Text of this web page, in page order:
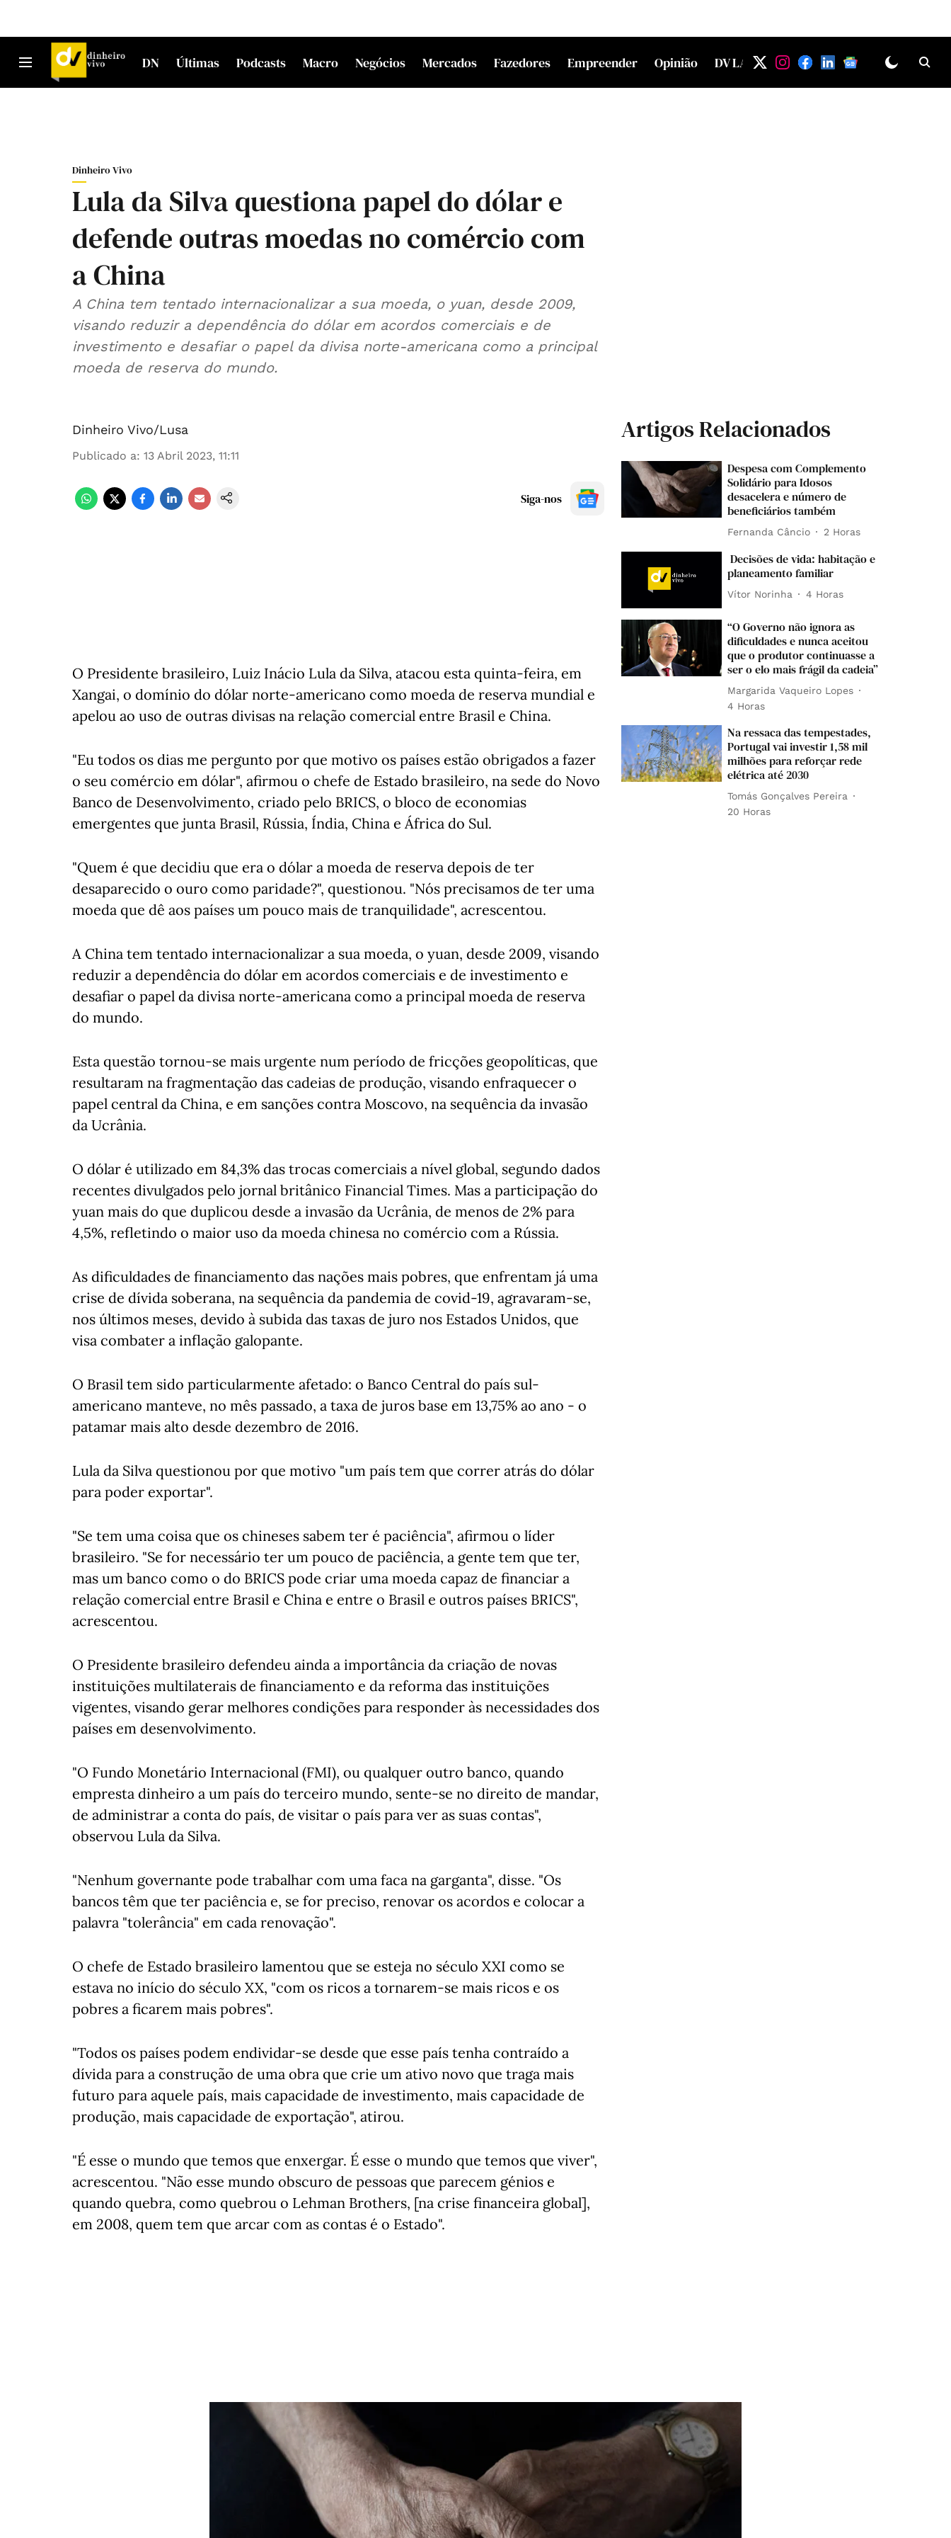
DN Últimas Podcasts Macro Negócios Mercados Fazedores Empreender Opinião DV LAB
Dinheiro Vivo
Lula da Silva questiona papel do dólar e
defende outras moedas no comércio com
a China
A China tem tentado internacionalizar a sua moeda, o yuan, desde 2009,
visando reduzir a dependência do dólar em acordos comerciais e de
investimento e desafiar o papel da divisa norte-americana como a principal
moeda de reserva do mundo.
Dinheiro Vivo/Lusa
Publicado a: 13 Abril 2023, 11:11
Siga-nos
O Presidente brasileiro, Luiz Inácio Lula da Silva, atacou esta quinta-feira, em
Xangai, o domínio do dólar norte-americano como moeda de reserva mundial e
apelou ao uso de outras divisas na relação comercial entre Brasil e China.
"Eu todos os dias me pergunto por que motivo os países estão obrigados a fazer
o seu comércio em dólar", afirmou o chefe de Estado brasileiro, na sede do Novo
Banco de Desenvolvimento, criado pelo BRICS, o bloco de economias
emergentes que junta Brasil, Rússia, Índia, China e África do Sul.
"Quem é que decidiu que era o dólar a moeda de reserva depois de ter
desaparecido o ouro como paridade?", questionou. "Nós precisamos de ter uma
moeda que dê aos países um pouco mais de tranquilidade", acrescentou.
A China tem tentado internacionalizar a sua moeda, o yuan, desde 2009, visando
reduzir a dependência do dólar em acordos comerciais e de investimento e
desafiar o papel da divisa norte-americana como a principal moeda de reserva
do mundo.
Esta questão tornou-se mais urgente num período de fricções geopolíticas, que
resultaram na fragmentação das cadeias de produção, visando enfraquecer o
papel central da China, e em sanções contra Moscovo, na sequência da invasão
da Ucrânia.
O dólar é utilizado em 84,3% das trocas comerciais a nível global, segundo dados
recentes divulgados pelo jornal britânico Financial Times. Mas a participação do
yuan mais do que duplicou desde a invasão da Ucrânia, de menos de 2% para
4,5%, refletindo o maior uso da moeda chinesa no comércio com a Rússia.
As dificuldades de financiamento das nações mais pobres, que enfrentam já uma
crise de dívida soberana, na sequência da pandemia de covid-19, agravaram-se,
nos últimos meses, devido à subida das taxas de juro nos Estados Unidos, que
visa combater a inflação galopante.
O Brasil tem sido particularmente afetado: o Banco Central do país sul-
americano manteve, no mês passado, a taxa de juros base em 13,75% ao ano - o
patamar mais alto desde dezembro de 2016.
Lula da Silva questionou por que motivo "um país tem que correr atrás do dólar
para poder exportar".
"Se tem uma coisa que os chineses sabem ter é paciência", afirmou o líder
brasileiro. "Se for necessário ter um pouco de paciência, a gente tem que ter,
mas um banco como o do BRICS pode criar uma moeda capaz de financiar a
relação comercial entre Brasil e China e entre o Brasil e outros países BRICS",
acrescentou.
O Presidente brasileiro defendeu ainda a importância da criação de novas
instituições multilaterais de financiamento e da reforma das instituições
vigentes, visando gerar melhores condições para responder às necessidades dos
países em desenvolvimento.
"O Fundo Monetário Internacional (FMI), ou qualquer outro banco, quando
empresta dinheiro a um país do terceiro mundo, sente-se no direito de mandar,
de administrar a conta do país, de visitar o país para ver as suas contas",
observou Lula da Silva.
"Nenhum governante pode trabalhar com uma faca na garganta", disse. "Os
bancos têm que ter paciência e, se for preciso, renovar os acordos e colocar a
palavra "tolerância" em cada renovação".
O chefe de Estado brasileiro lamentou que se esteja no século XXI como se
estava no início do século XX, "com os ricos a tornarem-se mais ricos e os
pobres a ficarem mais pobres".
"Todos os países podem endividar-se desde que esse país tenha contraído a
dívida para a construção de uma obra que crie um ativo novo que traga mais
futuro para aquele país, mais capacidade de investimento, mais capacidade de
produção, mais capacidade de exportação", atirou.
"É esse o mundo que temos que enxergar. É esse o mundo que temos que viver",
acrescentou. "Não esse mundo obscuro de pessoas que parecem génios e
quando quebra, como quebrou o Lehman Brothers, [na crise financeira global],
em 2008, quem tem que arcar com as contas é o Estado".
Artigos Relacionados
Despesa com Complemento
Solidário para Idosos
desacelera e número de
beneficiários também
Fernanda Câncio 2 Horas
Decisões de vida: habitação e
planeamento familiar
Vítor Norinha 4 Horas
“O Governo não ignora as
dificuldades e nunca aceitou
que o produtor continuasse a
ser o elo mais frágil da cadeia”
Margarida Vaqueiro Lopes
4 Horas
Na ressaca das tempestades,
Portugal vai investir 1,58 mil
milhões para reforçar rede
elétrica até 2030
Tomás Gonçalves Pereira
20 Horas